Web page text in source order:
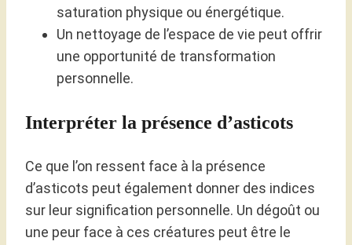
saturation physique ou énergétique.
Un nettoyage de l’espace de vie peut offrir
une opportunité de transformation
personnelle.
Interpréter la présence d’asticots
Ce que l’on ressent face à la présence
d’asticots peut également donner des indices
sur leur signification personnelle. Un dégoût ou
une peur face à ces créatures peut être le